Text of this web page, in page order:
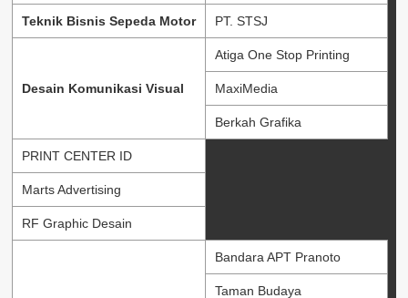
Teknik Bisnis Sepeda Motor PT. STSJ
Desain Komunikasi Visual
Atiga One Stop Printing
MaxiMedia
Berkah Grafika
PRINT CENTER ID
Marts Advertising
RF Graphic Desain
Bandara APT Pranoto
Taman Budaya